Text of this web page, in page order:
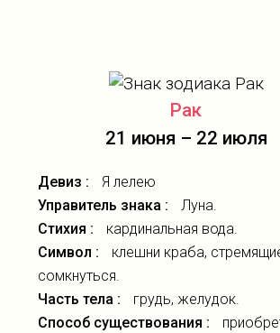
Рак
21 июня – 22 июля
Девиз :
Я лелею
Управитель знака :
Луна.
Стихия :
кардинальная вода.
Символ :
клешни краба,
сомкнуться.
Часть тела :
грудь, желудок.
Способ существования :